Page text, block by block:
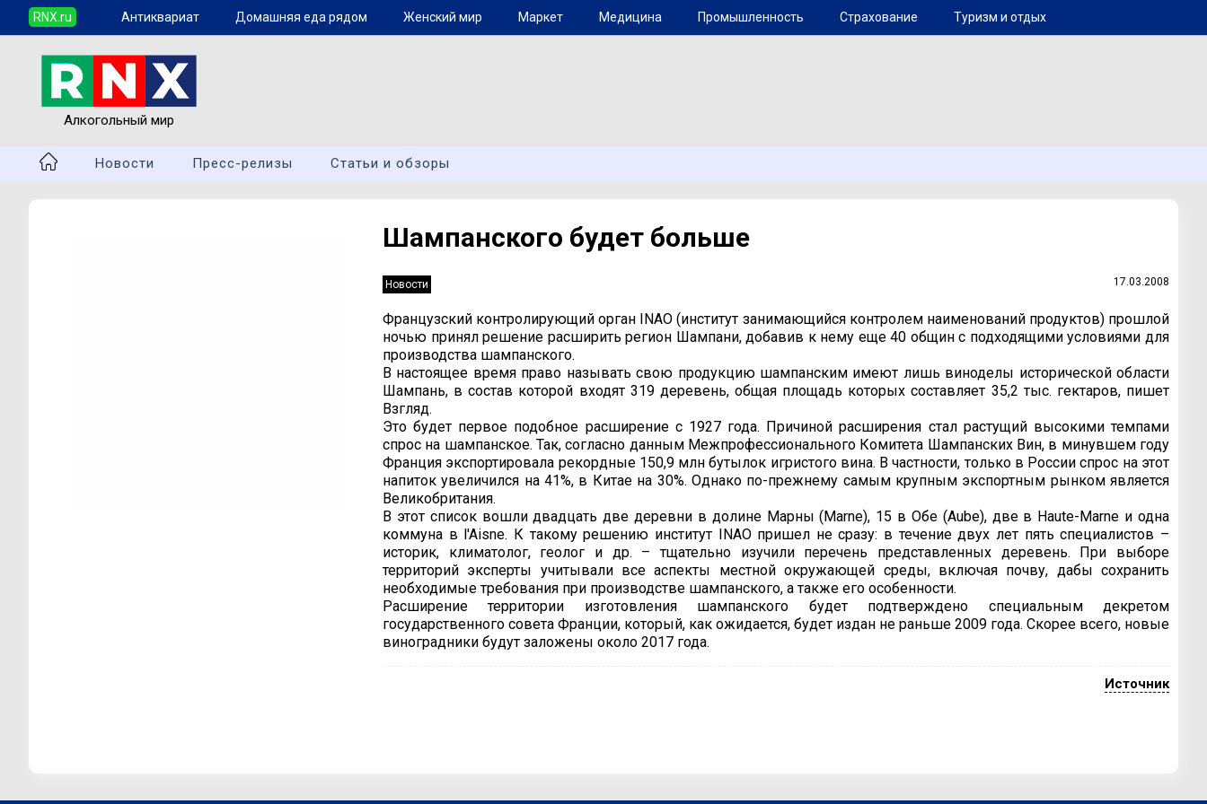
RNX.ru Антиквариат Домашняя еда рядом Женский мир Маркет Медицина Промышленность Страхование Туризм и отдых
Алкогольный мир
Новости Пресс-релизы Статьи и обзоры
Шампанского будет больше
17.03.2008
Новости
Французский контролирующий орган INAO (институт занимающийся контролем наименований продуктов) прошлой
ночью принял решение расширить регион Шампани, добавив к нему еще 40 общин с подходящими условиями для
производства шампанского.
В настоящее время право называть свою продукцию шампанским имеют лишь виноделы исторической области
Шампань, в состав которой входят 319 деревень, общая площадь которых составляет 35,2 тыс. гектаров, пишет
Взгляд.
Это будет первое подобное расширение с 1927 года. Причиной расширения стал растущий высокими темпами
спрос на шампанское. Так, согласно данным Межпрофессионального Комитета Шампанских Вин, в минувшем году
Франция экспортировала рекордные 150,9 млн бутылок игристого вина. В частности, только в России спрос на этот
напиток увеличился на 41%, в Китае на 30%. Однако по-прежнему самым крупным экспортным рынком является
Великобритания.
В этот список вошли двадцать две деревни в долине Марны (Marne), 15 в Обе (Aube), две в Haute-Marne и одна
коммуна в l'Aisne. К такому решению институт INAO пришел не сразу: в течение двух лет пять специалистов –
историк, климатолог, геолог и др. – тщательно изучили перечень представленных деревень. При выборе
территорий эксперты учитывали все аспекты местной окружающей среды, включая почву, дабы сохранить
необходимые требования при производстве шампанского, а также его особенности.
Расширение территории изготовления шампанского будет подтверждено специальным декретом
государственного совета Франции, который, как ожидается, будет издан не раньше 2009 года. Скорее всего, новые
виноградники будут заложены около 2017 года.
Источник